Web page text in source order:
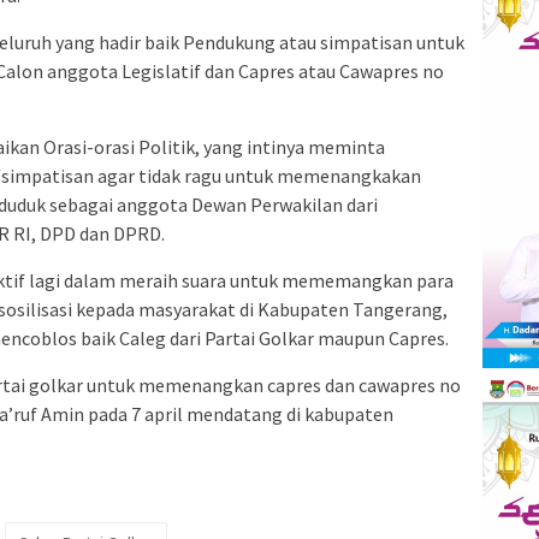
yang hadir baik Pendukung atau simpatisan untuk
anggota Legislatif dan Capres atau Cawapres no
Orasi-orasi Politik, yang intinya meminta
agar tidak ragu untuk memenangkakan
sebagai anggota Dewan Perwakilan dari
DPD dan DPRD.
lagi dalam meraih suara untuk mememangkan para
kepada masyarakat di Kabupaten Tangerang,
baik Caleg dari Partai Golkar maupun Capres.
golkar untuk memenangkan capres dan cawapres no
Amin pada 7 april mendatang di kabupaten